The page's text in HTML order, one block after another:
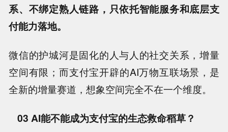
系、不绑定熟人链路，只依托智能服务和底层支
付能力落地。
微信的护城河是固化的人与人的社交关系，增量
空间有限；而支付宝开辟的AI万物互联场景，是
全新的增量赛道，想象空间完全不在一个维度。
03 AI能不能成为支付宝的生态救命稻草？